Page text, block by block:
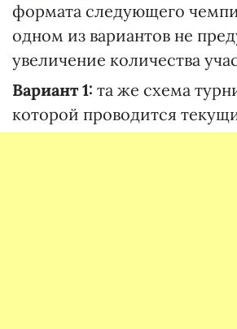
формата следующего
одном из вариантов не
увеличение количества
Вариант 1: та же схема
которой проводится